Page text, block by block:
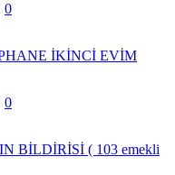
0
İKİNCİ EVİM
0
BİLDİRİSİ ( 103 emekli